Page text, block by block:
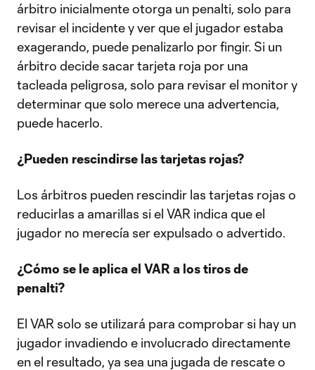
árbitro inicialmente otorga un penalti, solo para
revisar el incidente y ver que el jugador estaba
exagerando, puede penalizarlo por fingir. Si un
árbitro decide sacar tarjeta roja por una
tacleada peligrosa, solo para revisar el monitor y
determinar que solo merece una advertencia,
puede hacerlo.
¿Pueden rescindirse las tarjetas rojas?
Los árbitros pueden rescindir las tarjetas rojas o
reducirlas a amarillas si el VAR indica que el
jugador no merecía ser expulsado o advertido.
¿Cómo se le aplica el VAR a los tiros de
penalti?
El VAR solo se utilizará para comprobar si hay un
jugador invadiendo e involucrado directamente
en el resultado, ya sea una jugada de rescate o